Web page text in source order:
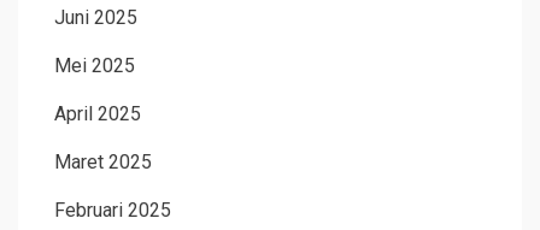
Juni 2025
Mei 2025
April 2025
Maret 2025
Februari 2025